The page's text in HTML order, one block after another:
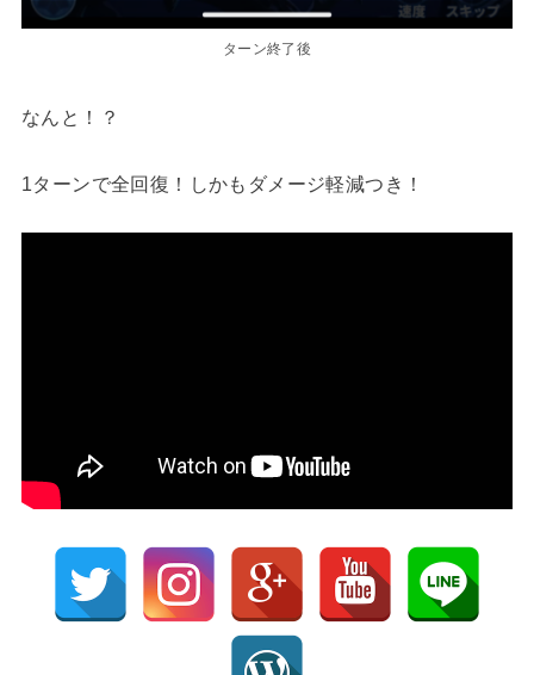
ターン終了後
なんと！？
1ターンで全回復！しかもダメージ軽減つき！